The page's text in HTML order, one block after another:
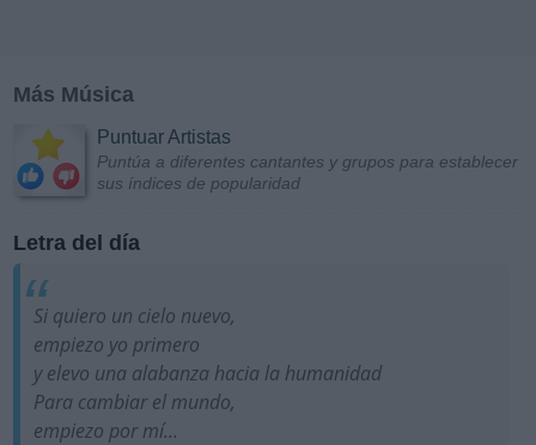
Más Música
Puntuar Artistas
Puntúa a diferentes cantantes y grupos para establecer
sus índices de popularidad
Letra del día
Si quiero un cielo nuevo,
empiezo yo primero
y elevo una alabanza hacia la humanidad
Para cambiar el mundo,
empiezo por mí...